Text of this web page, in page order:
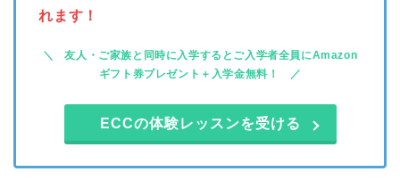
れます！
友人・ご家族と同時に入学するとご入学者全員にAmazon
ギフト券プレゼント＋入学金無料！
ECCの体験レッスンを受ける